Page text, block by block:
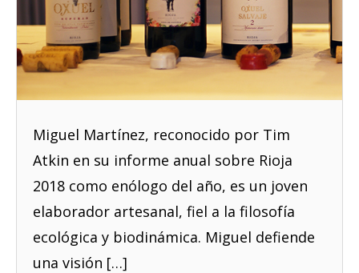
Miguel Martínez, reconocido por Tim
Atkin en su informe anual sobre Rioja
2018 como enólogo del año, es un joven
elaborador artesanal, fiel a la filosofía
ecológica y biodinámica. Miguel defiende
una visión […]